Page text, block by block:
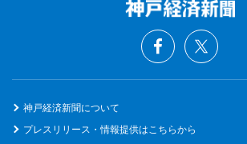
神戸経済新聞について
プレスリリース・情報提供はこちらから